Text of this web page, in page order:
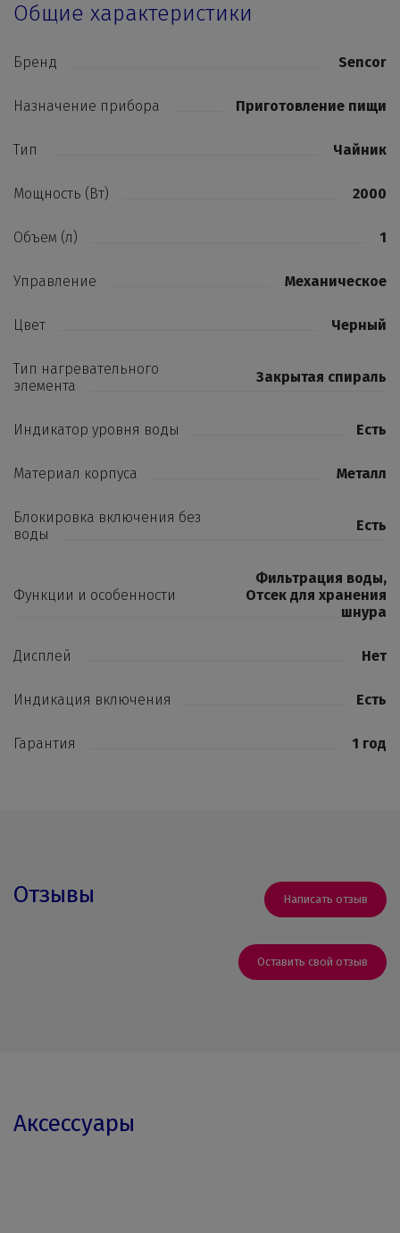
Общие характеристики
Бренд Sencor
Назначение прибора Приготовление пищи
Тип Чайник
Мощность (Вт) 2000
Объем (л) 1
Управление Механическое
Цвет Черный
Тип нагревательного
элемента
Закрытая спираль
Индикатор уровня воды Есть
Материал корпуса Металл
Блокировка включения без
воды
Есть
Функции и особенности
Фильтрация воды,
Отсек для хранения
шнура
Дисплей Нет
Индикация включения Есть
Гарантия 1 год
Отзывы Написать отзыв
Оставить свой отзыв
Аксессуары